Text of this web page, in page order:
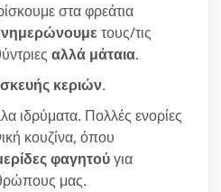
στα φρεάτια
τους/τις
αλλά μάταια.
κεριών.
ιδρύματα. Πολλές ενορίες
κουζίνα, όπου
φαγητούγια
μας.